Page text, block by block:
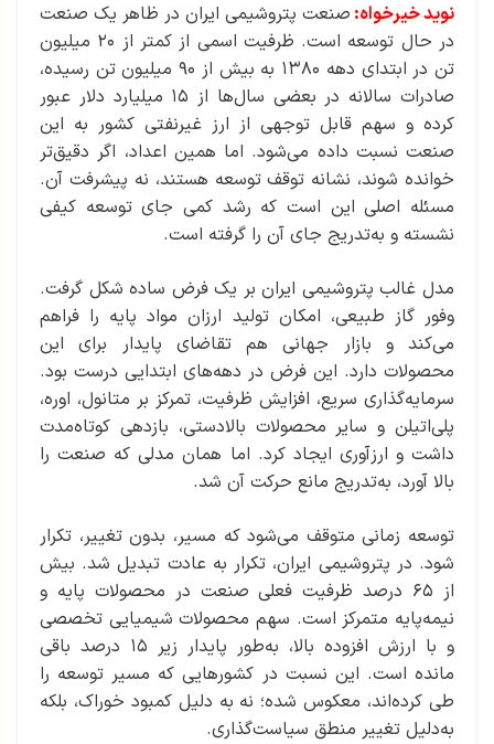
نوید خیرخواه: صنعت پتروشیمی ایران در ظاهر یک صنعت
در حال توسعه است. ظرفیت اسمی از کمتر از ۲۰ میلیون
تن در ابتدای دهه ۱۳۸۰ به بیش از ۹۰ میلیون تن رسیده،
صادرات سالانه در بعضی سال‌ها از ۱۵ میلیارد دلار عبور
کرده و سهم قابل‌ توجهی از ارز غیرنفتی کشور به این
صنعت نسبت داده می‌شود. اما همین اعداد، اگر دقیق‌تر
خوانده شوند، نشانه توقف توسعه هستند، نه پیشرفت آن.
مسئله اصلی این است که رشد کمی جای توسعه کیفی
نشسته و به‌تدریج جای آن را گرفته است.
مدل غالب پتروشیمی ایران بر یک فرض ساده شکل گرفت.
وفور گاز طبیعی، امکان تولید ارزان مواد پایه را فراهم
می‌کند و بازار جهانی هم تقاضای پایدار برای این
محصولات دارد. این فرض در دهه‌های ابتدایی درست بود.
سرمایه‌گذاری سریع، افزایش ظرفیت، تمرکز بر متانول، اوره،
پلی‌اتیلن و سایر محصولات بالادستی، بازدهی کوتاه‌مدت
داشت و ارزآوری ایجاد کرد. اما همان مدلی که صنعت را
بالا آورد، به‌تدریج مانع حرکت آن شد.
توسعه زمانی متوقف می‌شود که مسیر، بدون تغییر، تکرار
شود. در پتروشیمی ایران، تکرار به عادت تبدیل شد. بیش
از ۶۵ درصد ظرفیت فعلی صنعت در محصولات پایه و
نیمه‌پایه متمرکز است. سهم محصولات شیمیایی تخصصی
و با ارزش افزوده بالا، به‌طور پایدار زیر ۱۵ درصد باقی
مانده است. این نسبت در کشورهایی که مسیر توسعه را
طی کرده‌اند، معکوس شده؛ نه به‌ دلیل کمبود خوراک، بلکه
به‌دلیل تغییر منطق سیاست‌گذاری.